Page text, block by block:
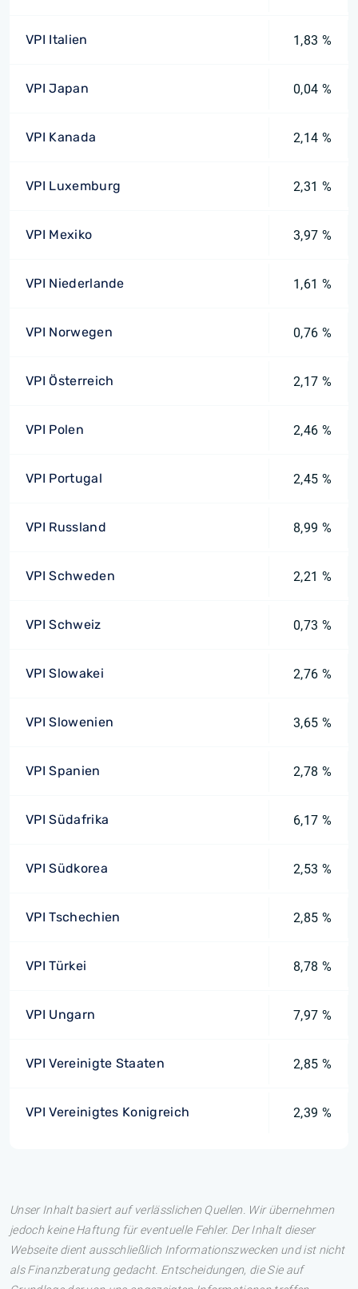
VPI Italien 1,83 %
VPI Japan 0,04 %
VPI Kanada 2,14 %
VPI Luxemburg 2,31 %
VPI Mexiko 3,97 %
VPI Niederlande 1,61 %
VPI Norwegen 0,76 %
VPI Österreich 2,17 %
VPI Polen 2,46 %
VPI Portugal 2,45 %
VPI Russland 8,99 %
VPI Schweden 2,21 %
VPI Schweiz 0,73 %
VPI Slowakei 2,76 %
VPI Slowenien 3,65 %
VPI Spanien 2,78 %
VPI Südafrika 6,17 %
VPI Südkorea 2,53 %
VPI Tschechien 2,85 %
VPI Türkei 8,78 %
VPI Ungarn 7,97 %
VPI Vereinigte Staaten 2,85 %
VPI Vereinigtes Konigreich 2,39 %
Unser Inhalt basiert auf verlässlichen Quellen. Wir übernehmen
jedoch keine Haftung für eventuelle Fehler. Der Inhalt dieser
Webseite dient ausschließlich Informationszwecken und ist nicht
als Finanzberatung gedacht. Entscheidungen, die Sie auf